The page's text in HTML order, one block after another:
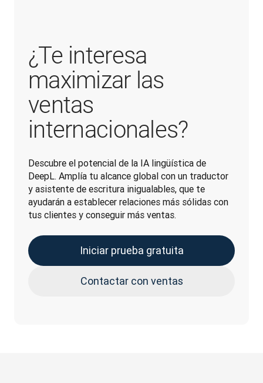
¿Te interesa
maximizar las
ventas
internacionales?
Descubre el potencial de la IA lingüística de
DeepL. Amplía tu alcance global con un traductor
y asistente de escritura inigualables, que te
ayudarán a establecer relaciones más sólidas con
tus clientes y conseguir más ventas.
Iniciar prueba gratuita
Contactar con ventas